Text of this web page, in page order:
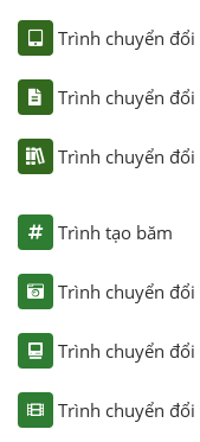
Trình chuyển
Trình chuyển đổi
Trình chuyển đổi
Trình tạo băm
Trình chuyển
Trình chuyển
Trình chuyển đổi